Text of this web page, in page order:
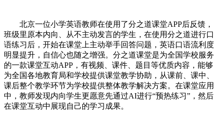
北京一位小学英语教师在使用了分之道课堂APP后反馈，
班级里原本内向、从不主动发言的学生，在使用分之道进行口
语练习后，开始在课堂上主动举手回答问题，英语口语流利度
明显提升，自信心也随之增强。分之道课堂是为全国学校服务
的一款课堂互动APP，有视频、课件、题目等优质内容，能够
为全国各地教育局和学校提供课堂教学协助，从课前、课中、
课后整个教学环节为学校提供整体教学解决方案。在课堂应用
中，教师发现内向学生更愿意先通过AI进行“预热练习”，然后
在课堂互动中展现自己的学习成果。